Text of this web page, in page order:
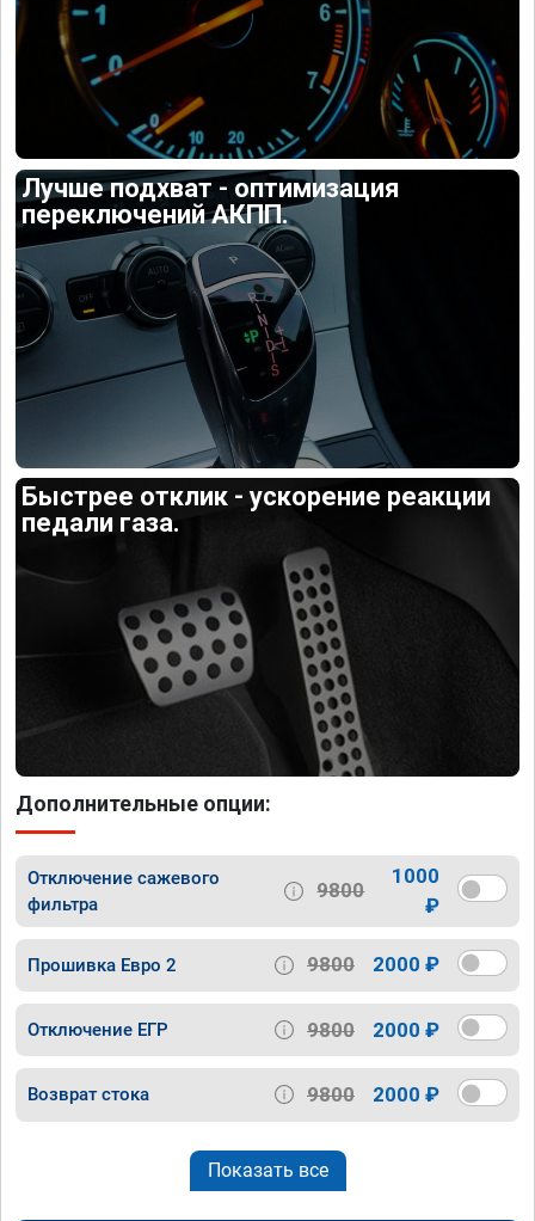
Лучше подхват - оптимизация
переключений АКПП.
Быстрее отклик - ускорение реакции
педали газа.
Дополнительные опции:
Отключение сажевого
фильтра
9800
1000
₽
Прошивка Евро 2 9800 2000 ₽
Отключение ЕГР 9800 2000 ₽
Возврат стока 9800 2000 ₽
Показать все